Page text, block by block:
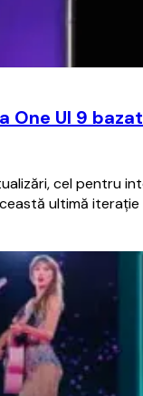
One UI 9
cel pentru
ultimă